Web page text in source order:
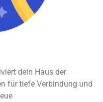
dein Haus der
für tiefe Verbindung und